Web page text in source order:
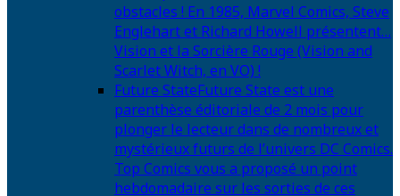
obstacles ! En 1985, Marvel Comics, Steve
Englehart et Richard Howell présentent…
Vision et la Sorcière Rouge (Vision and
Scarlet Witch, en VO) !
Future StateFuture State est une
parenthèse éditoriale de 2 mois pour
plonger le lecteur dans de nombreux et
mystérieux futurs de l’univers DC Comics.
Top Comics vous a proposé un point
hebdomadaire sur les sorties de ces